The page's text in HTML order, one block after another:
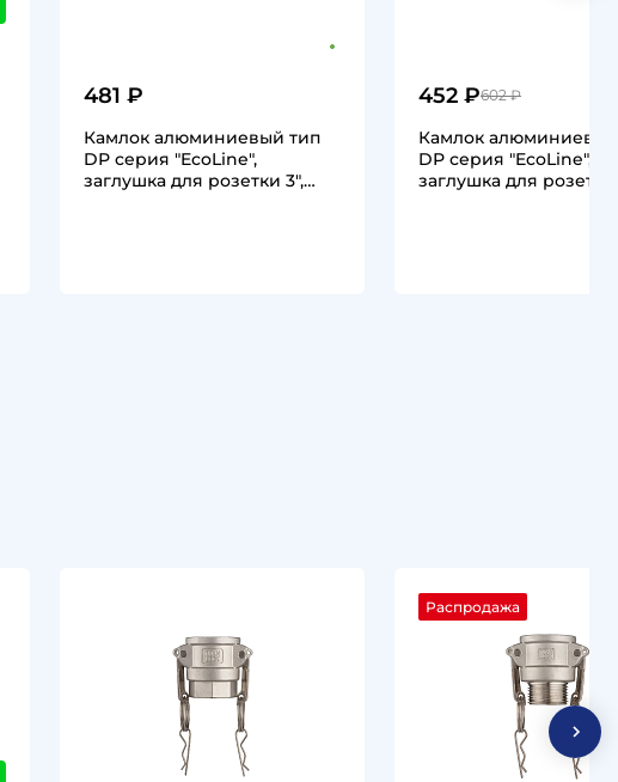
481 ₽
Камлок алюминиевый тип
DР серия "EcoLine",
заглушка для розетки 3",
602 ₽
452 ₽
Камлок
DР серия "EcoLine",
заглушка для розетки
Распродажа